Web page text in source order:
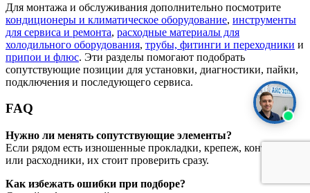
Для монтажа и обслуживания дополнительно посмотрите
кондиционеры и климатическое оборудование, инструменты
для сервиса и ремонта, расходные материалы для
холодильного оборудования, трубы, фитинги и переходники и
припои и флюс. Эти разделы помогают подобрать
сопутствующие позиции для установки, диагностики, пайки,
подключения и последующего сервиса.
FAQ
Нужно ли менять сопутствующие элементы?
Если рядом есть изношенные прокладки, крепеж, контакты
или расходники, их стоит проверить сразу.
Как избежать ошибки при подборе?